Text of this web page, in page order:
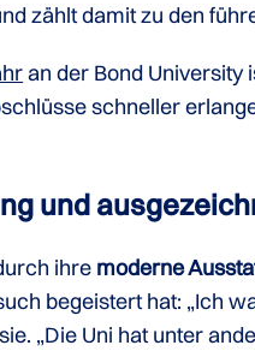
zählt damit zu den
an der Bond University
schneller
und
ihre moderne
begeistert hat: „Ich
„Die Uni hat unter